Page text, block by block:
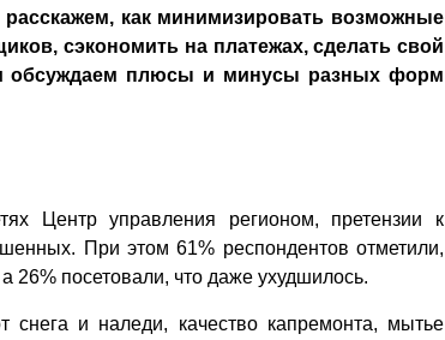
как минимизировать возможные
сэкономить на платежах, сделать свой
обсуждаем плюсы и минусы разных форм
Центр управления регионом, претензии к
При этом 61% респондентов отметили,
26% посетовали, что даже ухудшилось.
и наледи, качество капремонта, мытье